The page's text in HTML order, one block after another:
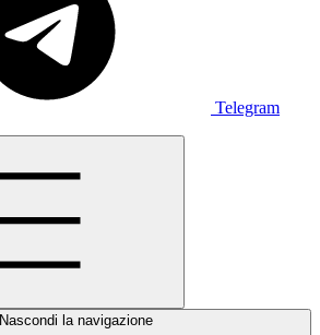
Telegram
Nascondi la navigazione